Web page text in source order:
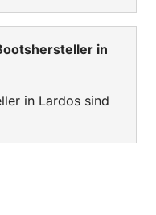
in
in Lardos sind